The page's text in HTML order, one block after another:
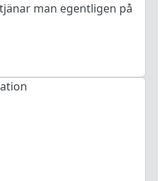
man egentligen på